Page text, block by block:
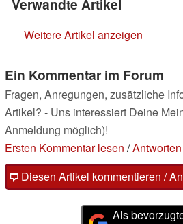
Verwandte Artikel
Weitere Artikel anzeigen
Ein Kommentar im Forum
Fragen, Anregungen, zusätzliche
Artikel? - Uns interessiert Deine
Anmeldung möglich)!
Ersten Kommentar lesen /Antworten
Diesen Artikel kommentieren /
Als